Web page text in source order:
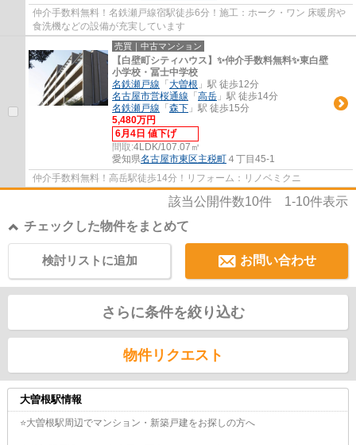
仲介手数料無料！名鉄瀬戸線宿駅徒歩6分！施工：ホーク・ワン 床暖房や
食洗機などの設備が充実しています
売買｜中古マンション
【白壁町シティハウス】✨️仲介手数料無料✨️東白壁
小学校・冨士中学校
名鉄瀬戸線 「 大曽根 」駅 徒歩12分
名古屋市営桜通線 「 高岳 」駅 徒歩14分
名鉄瀬戸線 「 森下 」駅 徒歩15分
5,480万円
6月4日 値下げ
間取:4LDK/107.07㎡
愛知県名古屋市東区主税町 ４丁目45-1
仲介手数料無料！高岳駅徒歩14分！リフォーム：リノベミクニ
該当公開件数10件 1-10件表示
チェックした物件をまとめて
お問い合わせ
検討リストに追加
さらに条件を絞り込む
物件リクエスト
大曽根駅情報
⭐大曽根駅周辺でマンション・新築戸建をお探しの方へ